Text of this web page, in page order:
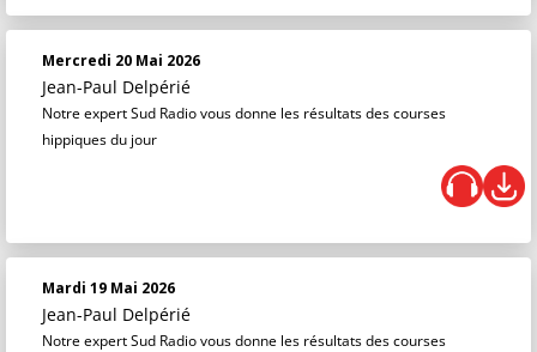
Mercredi 20 Mai 2026
Jean-Paul Delpérié
Notre expert Sud Radio vous donne les résultats des courses
hippiques du jour
Mardi 19 Mai 2026
Jean-Paul Delpérié
Notre expert Sud Radio vous donne les résultats des courses